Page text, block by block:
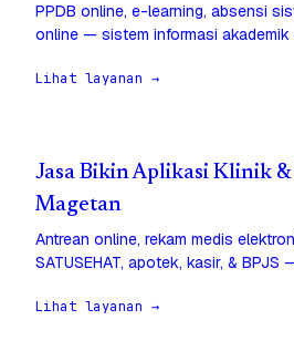
PPDB online, e-learning, absensi
online — sistem informasi akademik
Lihat layanan →
Jasa Bikin Aplikasi Klinik
Magetan
Antrean online, rekam medis
SATUSEHAT, apotek, kasir, &
Lihat layanan →